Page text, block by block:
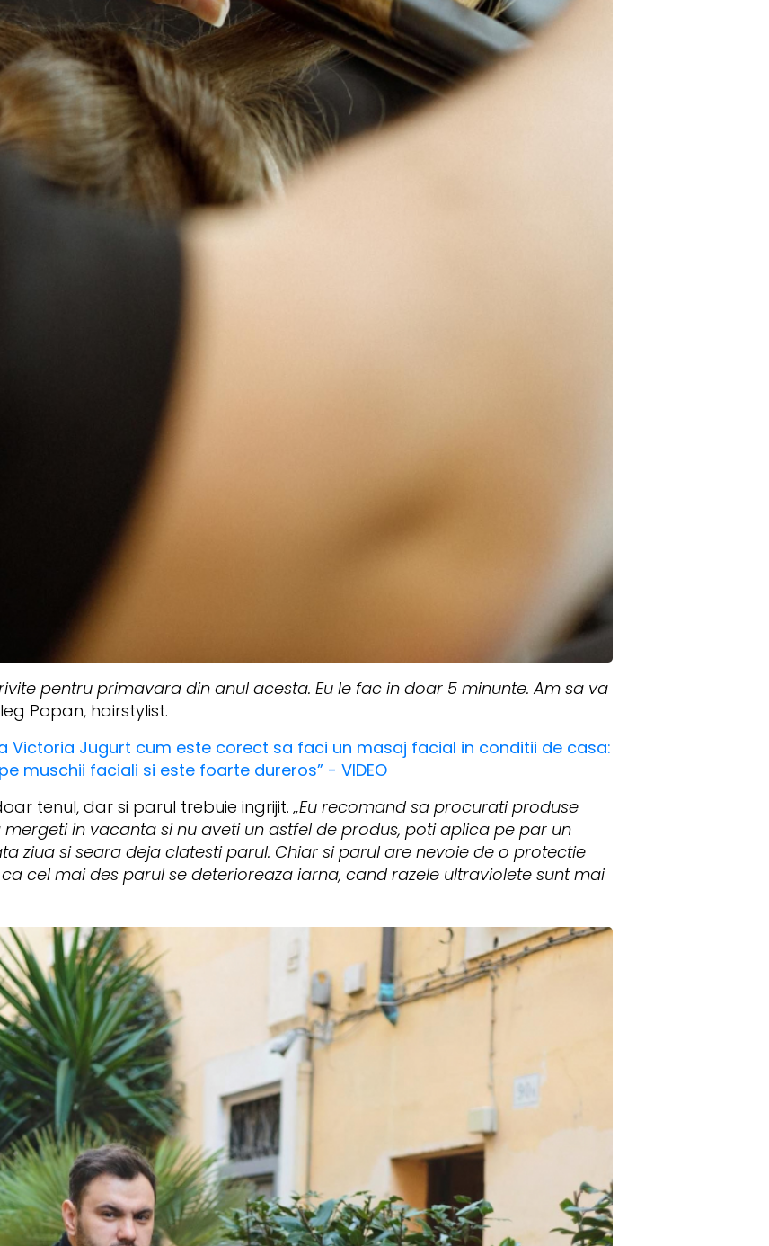
pentru primavara din anul acesta. Eu le fac in doar 5 minunte. Am sa va
Popan, hairstylist.
Victoria Jugurt cum este corect sa faci un masaj facial in conditii de casa:
muschii faciali si este foarte dureros” - VIDEO
tenul, dar si parul trebuie ingrijit.„Eu recomand sa procurati produse
in vacanta si nu aveti un astfel de produs, poti aplica pe par un
ziua si seara deja clatesti parul. Chiar si parul are nevoie de o protectie
cel mai des parul se deterioreaza iarna, cand razele ultraviolete sunt mai